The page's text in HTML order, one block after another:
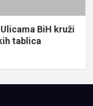
Ulicama BiH kruži
tablica